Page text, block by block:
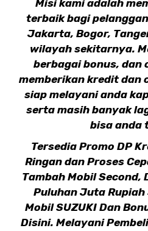
Misi kami adalah
terbaik bagi
Jakarta, Bogor,
wilayah sekitarnya.
berbagai bonus, dan
memberikan kredit dan
siap melayani anda
serta masih banyak
bisa anda
Tersedia Promo DP
Ringan dan Proses
Tambah Mobil Second,
Puluhan Juta Rupiah
Mobil SUZUKI Dan
Disini. Melayani